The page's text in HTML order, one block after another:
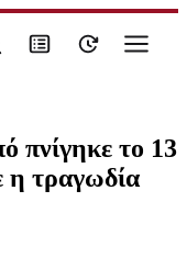
πνίγηκε το 13
η τραγωδία